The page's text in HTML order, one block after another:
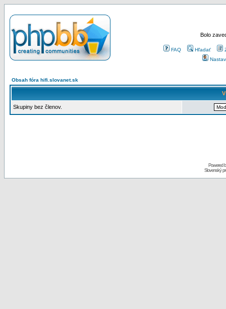
Bolo
FAQ Hľadať
Obsah fóra hifi.slovanet.sk
Skupiny bez členov.
Powered
Slovenský